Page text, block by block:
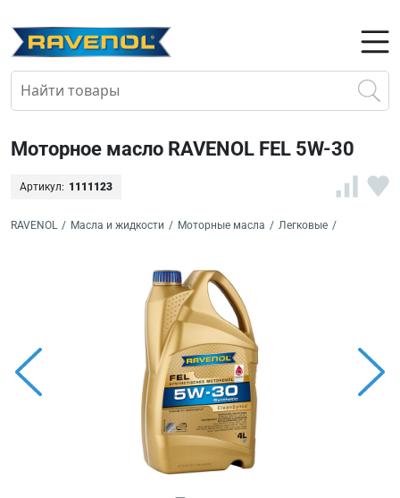
Моторное масло RAVENOL FEL 5W-30
Артикул: 1111123
RAVENOL / Масла и жидкости / Моторные масла / Легковые /